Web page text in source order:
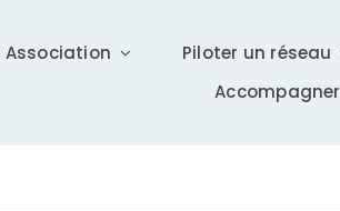
Association
Piloter un réseau
Accompagner